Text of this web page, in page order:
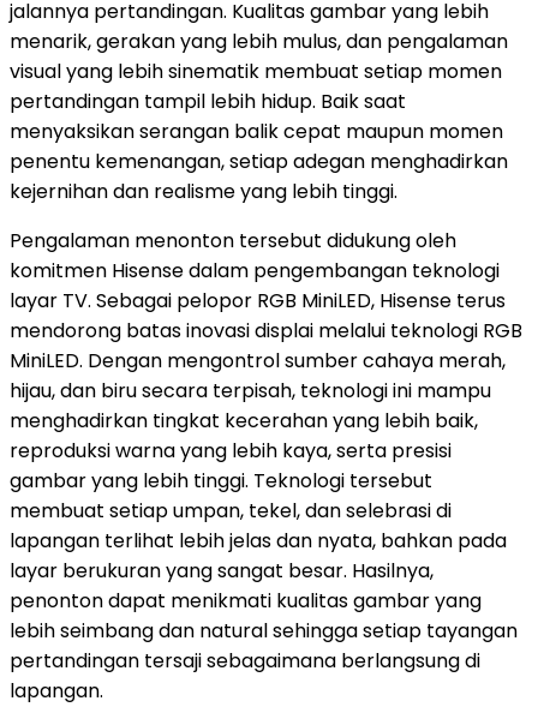
jalannya pertandingan. Kualitas gambar yang lebih
menarik, gerakan yang lebih mulus, dan pengalaman
visual yang lebih sinematik membuat setiap momen
pertandingan tampil lebih hidup. Baik saat
menyaksikan serangan balik cepat maupun momen
penentu kemenangan, setiap adegan menghadirkan
kejernihan dan realisme yang lebih tinggi.
Pengalaman menonton tersebut didukung oleh
komitmen Hisense dalam pengembangan teknologi
layar TV. Sebagai pelopor RGB MiniLED, Hisense terus
mendorong batas inovasi displai melalui teknologi RGB
MiniLED. Dengan mengontrol sumber cahaya merah,
hijau, dan biru secara terpisah, teknologi ini mampu
menghadirkan tingkat kecerahan yang lebih baik,
reproduksi warna yang lebih kaya, serta presisi
gambar yang lebih tinggi. Teknologi tersebut
membuat setiap umpan, tekel, dan selebrasi di
lapangan terlihat lebih jelas dan nyata, bahkan pada
layar berukuran yang sangat besar. Hasilnya,
penonton dapat menikmati kualitas gambar yang
lebih seimbang dan natural sehingga setiap tayangan
pertandingan tersaji sebagaimana berlangsung di
lapangan.